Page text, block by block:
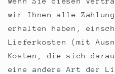
wir Ihnen alle
erhalten haben,
Lieferkosten (mit
Kosten, die sich
eine andere Art der